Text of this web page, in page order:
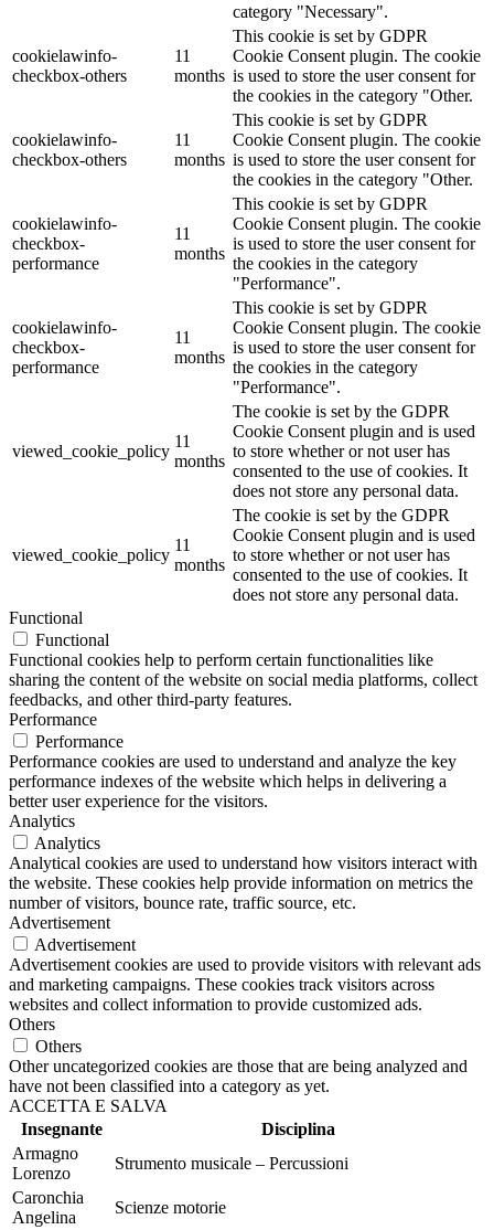
category "Necessary".
cookielawinfo-
checkbox-others
11
months
This cookie is set by GDPR
Cookie Consent plugin. The cookie
is used to store the user consent for
the cookies in the category "Other.
cookielawinfo-
checkbox-others
11
months
This cookie is set by GDPR
Cookie Consent plugin. The cookie
is used to store the user consent for
the cookies in the category "Other.
cookielawinfo-
checkbox-
performance
11
months
This cookie is set by GDPR
Cookie Consent plugin. The cookie
is used to store the user consent for
the cookies in the category
"Performance".
cookielawinfo-
checkbox-
performance
11
months
This cookie is set by GDPR
Cookie Consent plugin. The cookie
is used to store the user consent for
the cookies in the category
"Performance".
viewed_cookie_policy
11
months
The cookie is set by the GDPR
Cookie Consent plugin and is used
to store whether or not user has
consented to the use of cookies. It
does not store any personal data.
viewed_cookie_policy
11
months
The cookie is set by the GDPR
Cookie Consent plugin and is used
to store whether or not user has
consented to the use of cookies. It
does not store any personal data.
Functional
Functional
Functional cookies help to perform certain functionalities like
sharing the content of the website on social media platforms, collect
feedbacks, and other third-party features.
Performance
Performance
Performance cookies are used to understand and analyze the key
performance indexes of the website which helps in delivering a
better user experience for the visitors.
Analytics
Analytics
Analytical cookies are used to understand how visitors interact with
the website. These cookies help provide information on metrics the
number of visitors, bounce rate, traffic source, etc.
Advertisement
Advertisement
Advertisement cookies are used to provide visitors with relevant ads
and marketing campaigns. These cookies track visitors across
websites and collect information to provide customized ads.
Others
Others
Other uncategorized cookies are those that are being analyzed and
have not been classified into a category as yet.
ACCETTA E SALVA
Insegnante
Disciplina
Armagno
Lorenzo
Strumento musicale – Percussioni
Caronchia
Angelina
Scienze motorie